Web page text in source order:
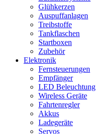
Glühkerzen
Auspuffanlagen
Treibstoffe
Tankflaschen
Startboxen
Zubehör
Elektronik
Fernsteuerungen
Empfänger
LED Beleuchtung
Wireless Geräte
Fahrtenregler
Akkus
Ladegeräte
Servos